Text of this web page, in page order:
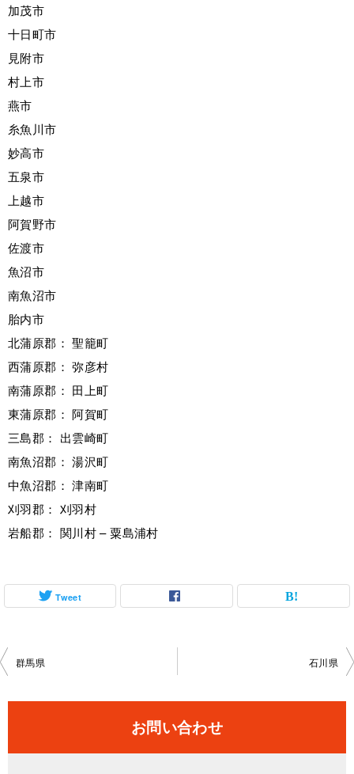
加茂市
十日町市
見附市
村上市
燕市
糸魚川市
妙高市
五泉市
上越市
阿賀野市
佐渡市
魚沼市
南魚沼市
胎内市
北蒲原郡： 聖籠町
西蒲原郡： 弥彦村
南蒲原郡： 田上町
東蒲原郡： 阿賀町
三島郡： 出雲崎町
南魚沼郡： 湯沢町
中魚沼郡： 津南町
刈羽郡： 刈羽村
岩船郡： 関川村 – 粟島浦村
Tweet
投
ビ
群馬県 石川県
お問い合わせ